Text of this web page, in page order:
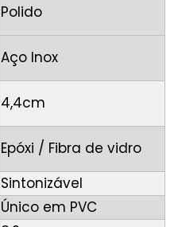
Polido
Aço Inox
4,4cm
Epóxi / Fibra de vidro
Sintonizável
Único em PVC